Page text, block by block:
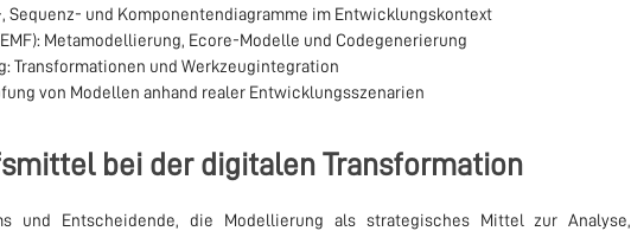
Sequenz- und Komponentendiagramme im Entwicklungskontext
Metamodellierung, Ecore-Modelle und Codegenerierung
Transformationen und Werkzeugintegration
von Modellen anhand realer Entwicklungsszenarien
bei der digitalen Transformation
und Entscheidende, die Modellierung als strategisches Mittel zur Analyse,